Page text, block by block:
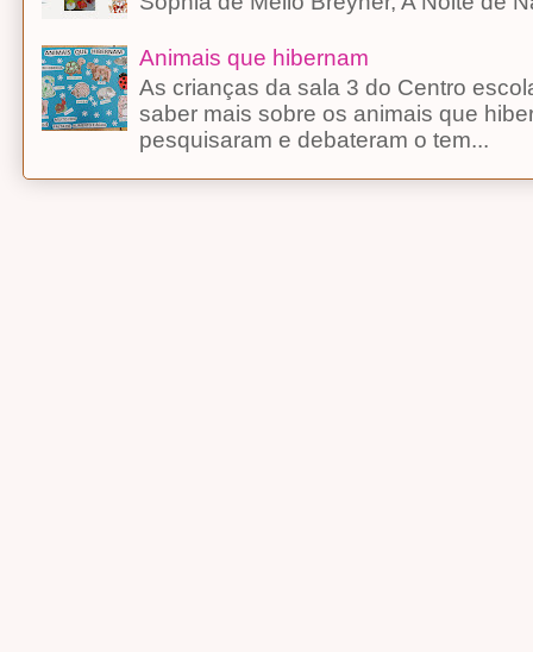
Animais que hibernam
As crianças da sala 3 do Centro
saber mais sobre os animais que
pesquisaram e debateram o tem...